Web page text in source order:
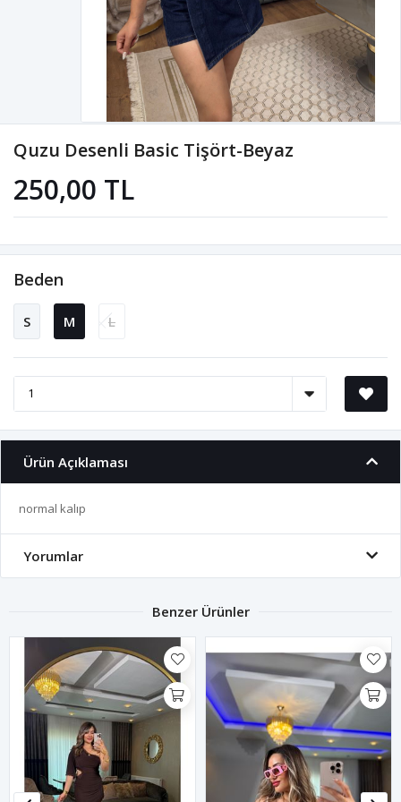
Quzu Desenli Basic Tişört-Beyaz
250,00 TL
Beden
S M L
Ürün Açıklaması
normal kalıp
Yorumlar
Benzer Ürünler